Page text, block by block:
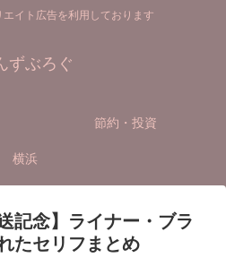
エイト広告を利用しております
ずぶろぐ
節約・投資
横浜
記念】ライナー・ブラ
たセリフまとめ